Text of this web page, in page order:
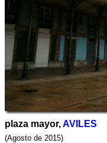
plaza mayor,AVILES
(Agosto de 2015)